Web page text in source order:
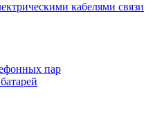
кабелями связи
пар